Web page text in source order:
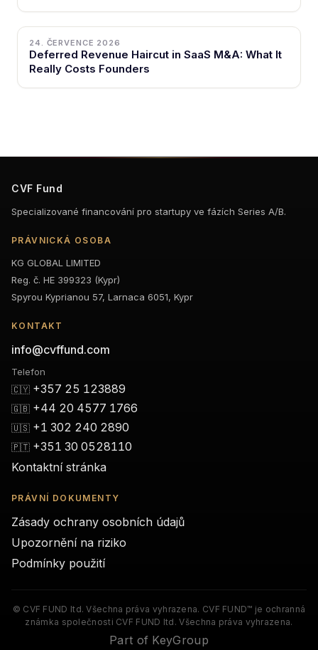
24. ČERVENCE 2026
Deferred Revenue Haircut in SaaS M&A: What It
Really Costs Founders
CVF Fund
Specializované financování pro startupy ve fázích Series A/B.
PRÁVNICKÁ OSOBA
KG GLOBAL LIMITED
Reg. č. HE 399323 (Kypr)
Spyrou Kyprianou 57, Larnaca 6051, Kypr
KONTAKT
info@cvffund.com
Telefon
🇨🇾 +357 25 123889
🇬🇧 +44 20 4577 1766
🇺🇸 +1 302 240 2890
🇵🇹 +351 30 0528110
Kontaktní stránka
PRÁVNÍ DOKUMENTY
Zásady ochrany osobních údajů
Upozornění na riziko
Podmínky použití
© CVF FUND ltd. Všechna práva vyhrazena. CVF FUND™ je ochranná
známka společnosti CVF FUND ltd. Všechna práva vyhrazena.
Part of KeyGroup